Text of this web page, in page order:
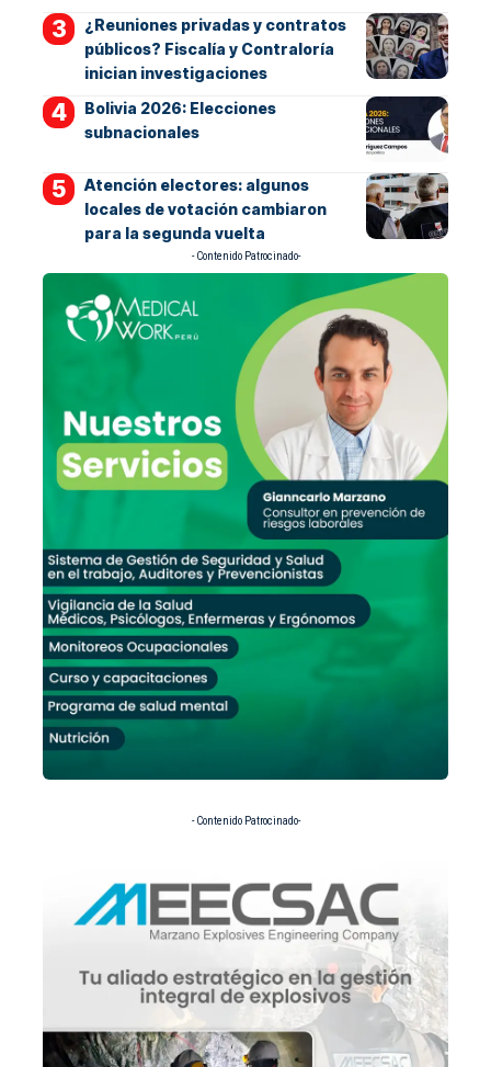
¿Reuniones privadas y contratos
públicos? Fiscalía y Contraloría
inician investigaciones
Bolivia 2026: Elecciones
subnacionales
Atención electores: algunos
locales de votación cambiaron
para la segunda vuelta
- Contenido Patrocinado-
- Contenido Patrocinado-